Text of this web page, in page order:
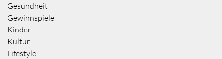
Gesundheit
Gewinnspiele
Kinder
Kultur
Lifestyle